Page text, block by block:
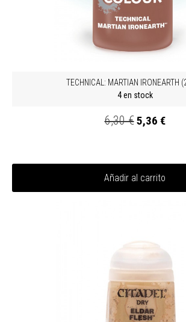
TECHNICAL: MARTIAN IRONEARTH
4 en stock
6,30 €5,36 €
Añadir al carrito